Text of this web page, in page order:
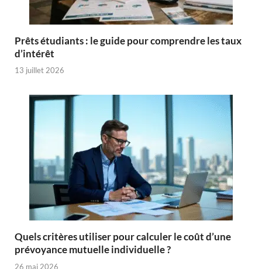
Prêts étudiants : le guide pour comprendre les taux
d’intérêt
13 juillet 2026
Quels critères utiliser pour calculer le coût d’une
prévoyance mutuelle individuelle ?
26 mai 2026